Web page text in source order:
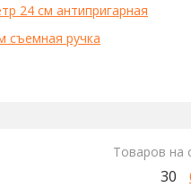
24 см антипригарная
съемная ручка
Товаров на
30